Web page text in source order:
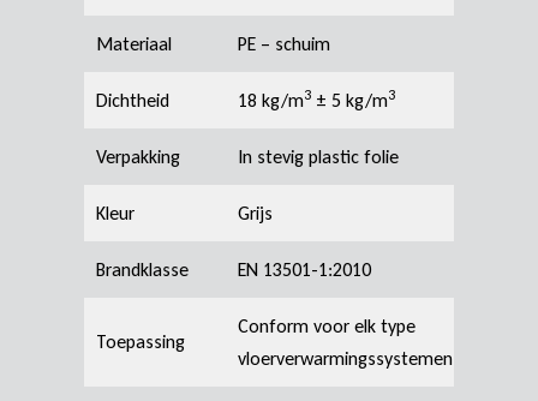
Materiaal PE – schuim
Dichtheid 18 kg/m3 ± 5 kg/m3
Verpakking In stevig plastic folie
Kleur Grijs
Brandklasse EN 13501-1:2010
Toepassing
Conform voor elk type
vloerverwarmingssystemen